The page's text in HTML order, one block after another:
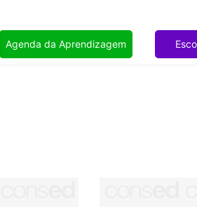
Agenda da Aprendizagem